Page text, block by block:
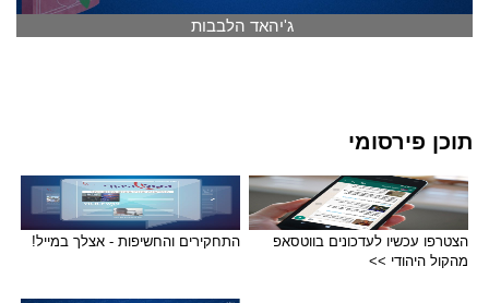
ג'יהאד הלבבות
תוכן פירסומי
הצטרפו עכשיו לעדכונים בווטסאפ
מהקול היהודי >>
התחקירים והחשיפות - אצלך במייל!